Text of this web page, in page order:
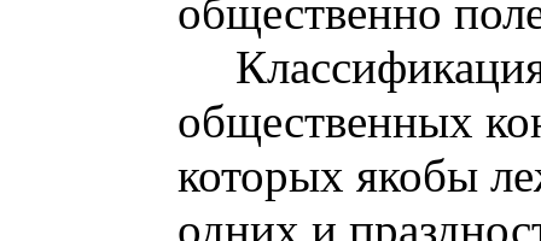
общественно
общественных
которых якобы
одних и